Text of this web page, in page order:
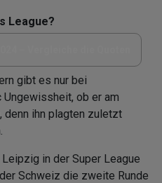
League?
gibt es nur bei
ob er am
denn ihn plagten zuletzt
in der Super League
Schweiz die zweite Runde